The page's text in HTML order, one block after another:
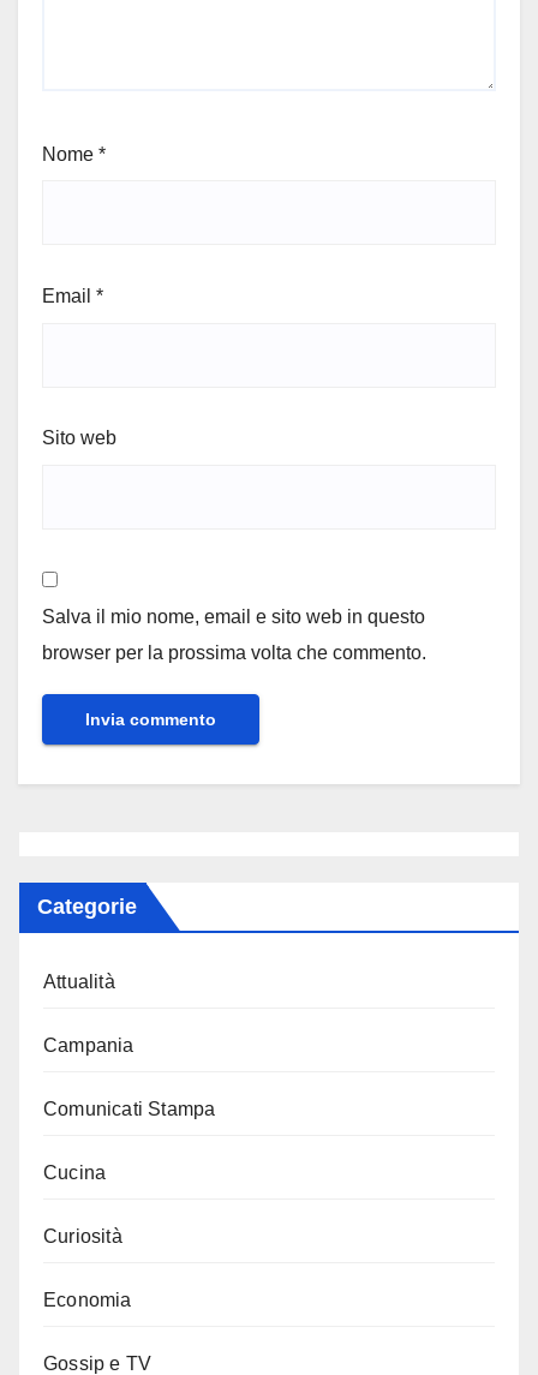
Nome *
Email *
Sito web
Salva il mio nome, email e sito web in questo
browser per la prossima volta che commento.
Categorie
Attualità
Campania
Comunicati Stampa
Cucina
Curiosità
Economia
Gossip e TV